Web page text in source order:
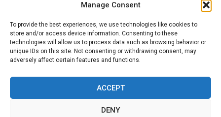
Manage Consent
To provide the best experiences, we use technologies like cookies to
store and/or access device information. Consenting to these
technologies will allow us to process data such as browsing behavior or
unique IDs on this site. Not consenting or withdrawing consent, may
adversely affect certain features and functions.
ACCEPT
DENY
Vaarbewijs halen Gelderland
Vaarbewijs halen Noord-Brabant
Vaarbewijs halen Noord Holland
Vaarbewijs halen Overijssel
Vaarbewijs halen Utrecht
Vaarbewijs halen Zuid Holland